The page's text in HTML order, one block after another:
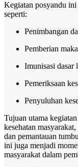
Kegiatan posyandu ini
seperti:
Penimbangan
Pemberian
Imunisasi dasar
Pemeriksaan
Penyuluhan
Tujuan utama
kesehatan
dan pemantauan
ini juga menjadi
masyarakat dalam